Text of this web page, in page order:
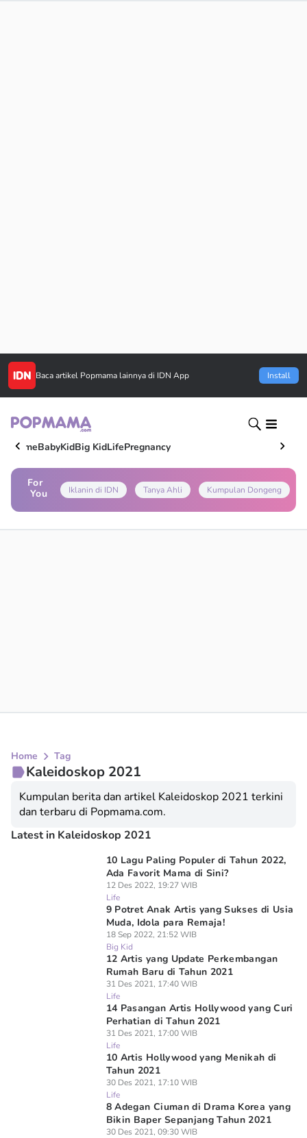
Baca artikel Popmama lainnya di IDN App Install
HomeBabyKidBig KidLifePregnancy
For
You
Iklanin di IDN Tanya Ahli Kumpulan Dongeng
Home Tag
Kaleidoskop 2021
Kumpulan berita dan artikel Kaleidoskop 2021 terkini
dan terbaru di Popmama.com.
Latest in Kaleidoskop 2021
10 Lagu Paling Populer di Tahun 2022,
Ada Favorit Mama di Sini?
12 Des 2022, 19:27 WIB
Life
9 Potret Anak Artis yang Sukses di Usia
Muda, Idola para Remaja!
18 Sep 2022, 21:52 WIB
Big Kid
12 Artis yang Update Perkembangan
Rumah Baru di Tahun 2021
31 Des 2021, 17:40 WIB
Life
14 Pasangan Artis Hollywood yang Curi
Perhatian di Tahun 2021
31 Des 2021, 17:00 WIB
Life
10 Artis Hollywood yang Menikah di
Tahun 2021
30 Des 2021, 17:10 WIB
Life
8 Adegan Ciuman di Drama Korea yang
Bikin Baper Sepanjang Tahun 2021
30 Des 2021, 09:30 WIB